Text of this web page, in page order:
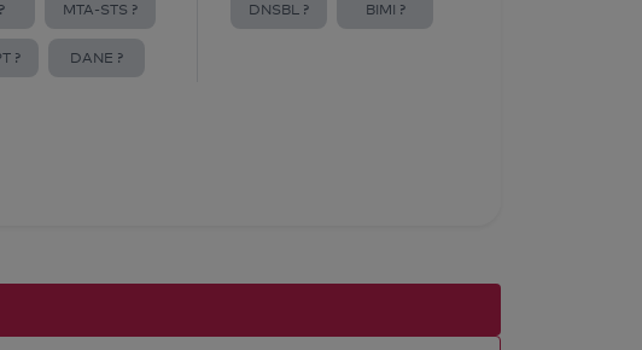
MTA-STS ?
? DANE ?
DNSBL ? BIMI ?